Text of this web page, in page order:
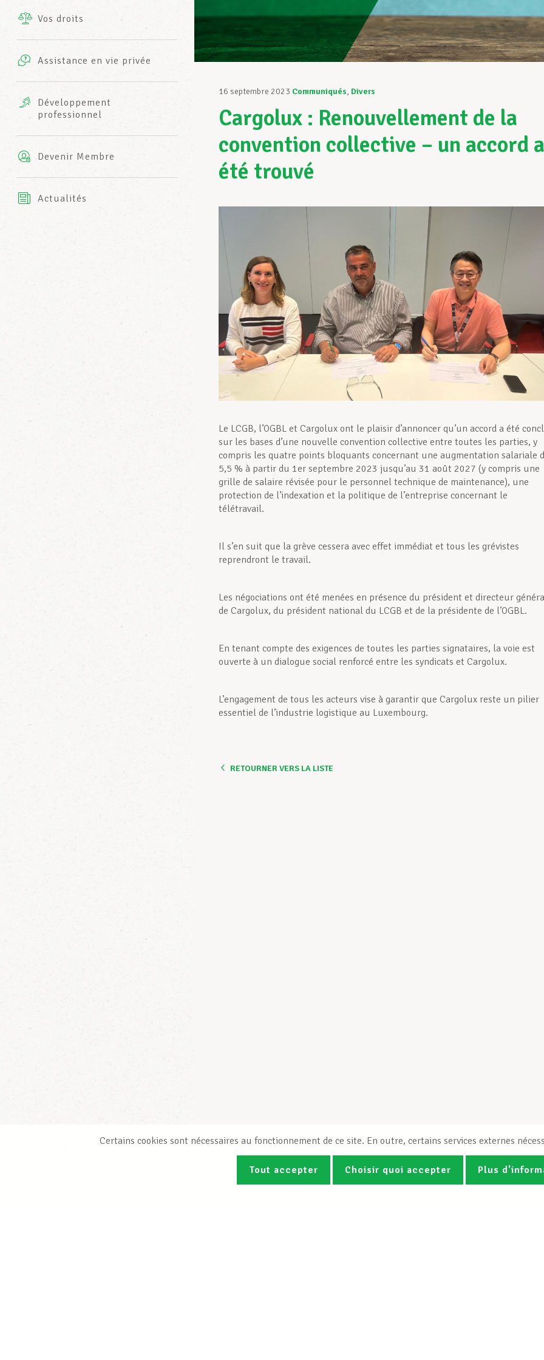
INFO-CENTER
Vos droits
Assistance en vie privée
complémentaires
AXA
Développement
professionnel
Devenir Membre
Actualités
16 septembre 2023 Communiqués, Divers
Cargolux : Renouvellement de la
convention collective – un accord a
été trouvé
Le LCGB, l’OGBL et Cargolux ont le plaisir d’annoncer qu’un accord a été
sur les bases d’une nouvelle convention collective entre toutes les parties, y
compris les quatre points bloquants concernant une augmentation salariale
5,5 % à partir du 1er septembre 2023 jusqu’au 31 août 2027 (y compris une
grille de salaire révisée pour le personnel technique de maintenance), une
protection de l’indexation et la politique de l’entreprise concernant le
télétravail.
Il s’en suit que la grève cessera avec effet immédiat et tous les grévistes
reprendront le travail.
Les négociations ont été menées en présence du président et directeur
de Cargolux, du président national du LCGB et de la présidente de l’OGBL.
En tenant compte des exigences de toutes les parties signataires, la voie est
ouverte à un dialogue social renforcé entre les syndicats et Cargolux.
L’engagement de tous les acteurs vise à garantir que Cargolux reste un pilier
essentiel de l’industrie logistique au Luxembourg.
RETOURNER VERS LA LISTE
Certains cookies sont nécessaires au fonctionnement de ce site. En outre, certains services externes
Tout accepter Choisir quoi accepter Plus